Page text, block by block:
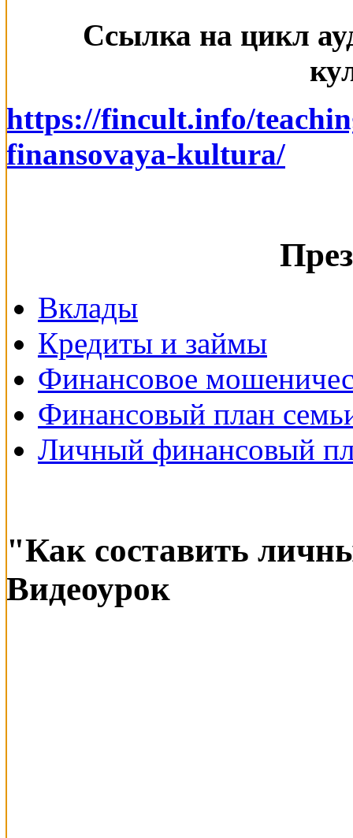
Ссылка на цикл
https://fincult.info/
finansovaya-kultura/
Вклады
Кредиты и займы
Финансовое
Финансовый план
Личный финансовый
"Как составить
Видеоурок